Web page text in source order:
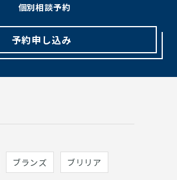
個別相談予約
予約申し込み
ブランズ ブリリア